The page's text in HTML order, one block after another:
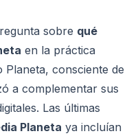
sobre qué
en la práctica
consciente de
a complementar sus
Las últimas
Planeta ya incluían